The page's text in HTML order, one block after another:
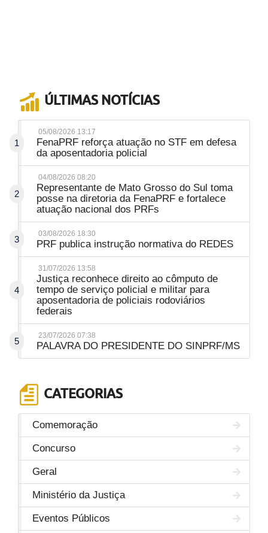
ÚLTIMAS NOTÍCIAS
1
05/08/2026 13:17
FenaPRF reforça atuação no STF em defesa
da aposentadoria policial
2
04/08/2026 08:20
Representante de Mato Grosso do Sul toma
posse na diretoria da FenaPRF e fortalece
atuação nacional dos PRFs
3
03/08/2026 18:30
PRF publica instrução normativa do REDES
4
31/07/2026 13:58
Justiça reconhece direito ao cômputo de
tempo de serviço policial e militar para
aposentadoria de policiais rodoviários
federais
5
23/07/2026 07:38
PALAVRA DO PRESIDENTE DO SINPRF/MS
CATEGORIAS
Comemoração
Concurso
Geral
Ministério da Justiça
Eventos Públicos